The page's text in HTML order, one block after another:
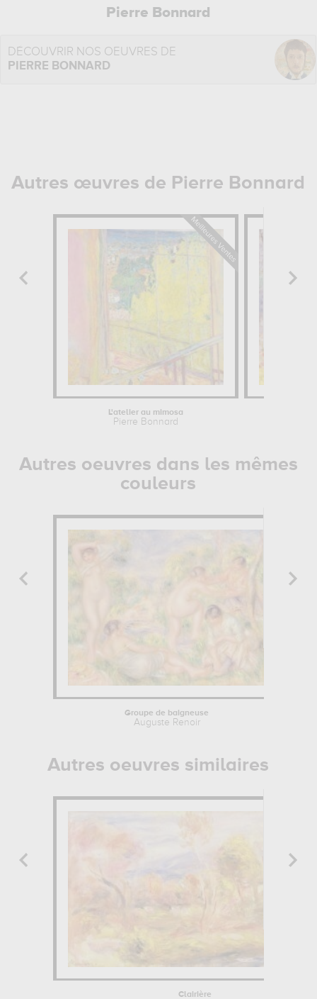
Pierre Bonnard
DÉCOUVRIR NOS OEUVRES DE
PIERRE BONNARD
Autres œuvres de Pierre Bonnard
L'atelier au mimosa
Pierre Bonnard
Autres oeuvres dans les mêmes
couleurs
Groupe de baigneuse
Auguste Renoir
Autres oeuvres similaires
Clairière